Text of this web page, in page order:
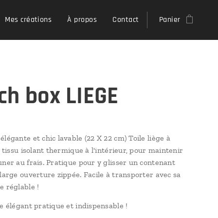
Mes créations À propos Contact Panier
box LIEGE
et chic lavable (22 X 22 cm) Toile liège à
isolant thermique à l'intérieur, pour maintenir
au frais. Pratique pour y glisser un contenant
ouverture zippée. Facile à transporter avec sa
réglable !
élégant pratique et indispensable !